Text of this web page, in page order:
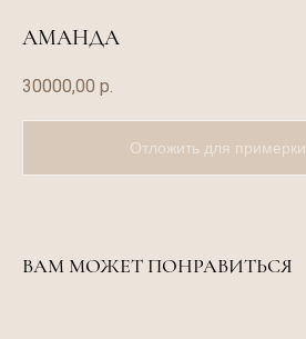
АМАНДА
30000,00 р.
Отложить для примерки
ВАМ МОЖЕТ ПОНРАВИТЬСЯ